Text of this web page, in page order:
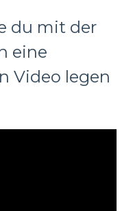
du mit der
eine
Video legen